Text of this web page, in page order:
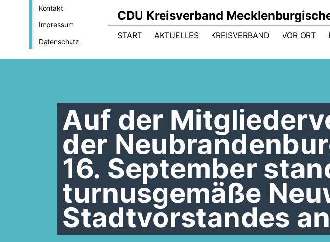
Kontakt
Impressum
Datenschutz
CDU Kreisverband
START AKTUELLES KREISVERBAND VOR ORT
Auf der
der
16. September
turnusgemäße
Stadtvorstandes